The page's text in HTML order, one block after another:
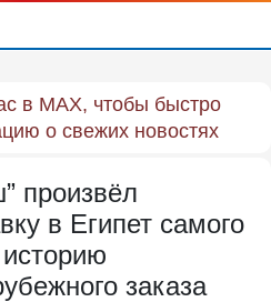
в MAX, чтобы быстро
о свежих новостях
произвёл
в Египет самого
заказа